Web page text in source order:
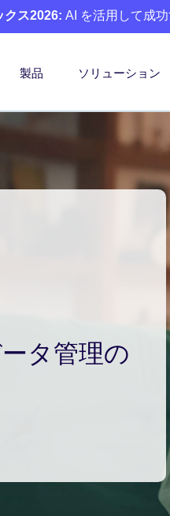
クス2026: AI を活用して成
製品 ソリューション
タ管理の